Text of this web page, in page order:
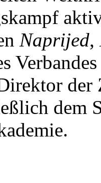
Naprijed,
dem